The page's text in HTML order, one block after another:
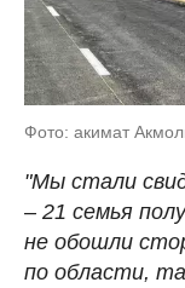
Фото: акимат
"Мы стали
– 21 семья
не обошли
по области,